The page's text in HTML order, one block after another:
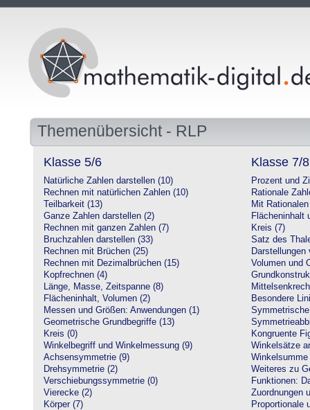
Themenübersicht - RLP
Klasse 5/6
Natürliche Zahlen darstellen (10)
Rechnen mit natürlichen Zahlen (10)
Teilbarkeit (13)
Ganze Zahlen darstellen (2)
Rechnen mit ganzen Zahlen (7)
Bruchzahlen darstellen (33)
Rechnen mit Brüchen (25)
Rechnen mit Dezimalbrüchen (15)
Kopfrechnen (4)
Länge, Masse, Zeitspanne (8)
Flächeninhalt, Volumen (2)
Messen und Größen: Anwendungen (1)
Geometrische Grundbegriffe (13)
Kreis (0)
Winkelbegriff und Winkelmessung (9)
Achsensymmetrie (9)
Drehsymmetrie (2)
Verschiebungssymmetrie (0)
Vierecke (2)
Körper (7)
Klasse 7/8
Prozent und
Rationale
Mit
Flächeninhalt
Kreis (7)
Satz des
Darstellungen
Volumen und
Besondere
Kongruente
Winkelsätze
Weiteres zu
Funktionen:
Zuordnungen
Proportionale